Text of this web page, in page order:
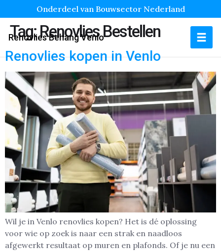
Onderdeel van Bouwsector Nederland
Renovlies Behang Venlo
Tag:Renovlies Bestellen
Renovlies kopen in Venlo
Wil je in Venlo renovlies kopen? Het is dé oplossing
voor wie op zoek is naar een strak en naadloos
afgewerkt resultaat op muren en plafonds. Of je nu een